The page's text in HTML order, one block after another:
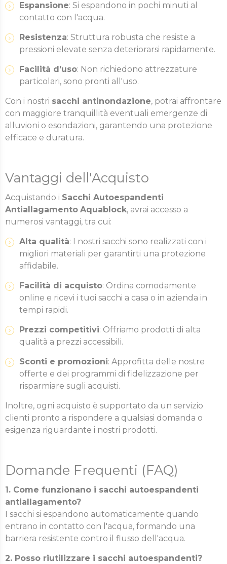
Espansione: Si espandono in pochi minuti al
contatto con l'acqua.
Resistenza: Struttura robusta che resiste a
pressioni elevate senza deteriorarsi rapidamente.
Facilità d'uso: Non richiedono attrezzature
particolari, sono pronti all'uso.
Con i nostri sacchi antinondazione, potrai affrontare
con maggiore tranquillità eventuali emergenze di
alluvioni o esondazioni, garantendo una protezione
efficace e duratura.
Vantaggi dell'Acquisto
Acquistando i Sacchi Autoespandenti
Antiallagamento Aquablock, avrai accesso a
numerosi vantaggi, tra cui:
Alta qualità: I nostri sacchi sono realizzati con i
migliori materiali per garantirti una protezione
affidabile.
Facilità di acquisto: Ordina comodamente
online e ricevi i tuoi sacchi a casa o in azienda in
tempi rapidi.
Prezzi competitivi: Offriamo prodotti di alta
qualità a prezzi accessibili.
Sconti e promozioni: Approfitta delle nostre
offerte e dei programmi di fidelizzazione per
risparmiare sugli acquisti.
Inoltre, ogni acquisto è supportato da un servizio
clienti pronto a rispondere a qualsiasi domanda o
esigenza riguardante i nostri prodotti.
Domande Frequenti (FAQ)
1. Come funzionano i sacchi autoespandenti
antiallagamento?
I sacchi si espandono automaticamente quando
entrano in contatto con l'acqua, formando una
barriera resistente contro il flusso dell'acqua.
2. Posso riutilizzare i sacchi autoespandenti?